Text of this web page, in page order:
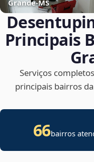
Grande‑MS
Principais
Serviços
principais bairros
66bairros